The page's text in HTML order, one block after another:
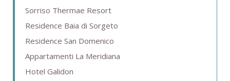
Sorriso Thermae Resort
Residence Baia di Sorgeto
Residence San Domenico
Appartamenti La Meridiana
Hotel Galidon